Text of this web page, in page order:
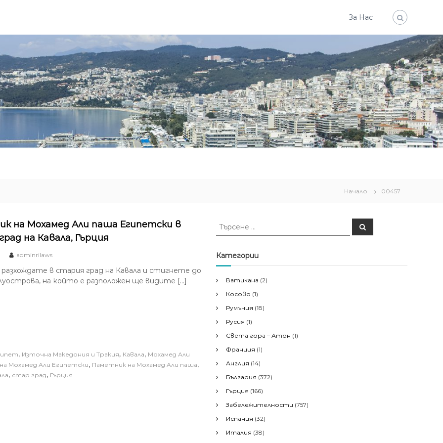
За Нас
Начало 00457
на Мохамед Али паша Египетски в
на Кавала, Гърция
adminrilaws
в стария град на Кавала и стигнете до
на който е разположен ще видите […]
, Източна Македония и Тракия, Кавала, Мохамед Али
Мохамед Али Египетски, Паметник на Мохамед Али паша,
, стар град, Гърция
Т
с
е
е
з
а
Т
ъ
е
Категории
Ватикана (2)
Косово (1)
Румъния (18)
Русия (1)
Света гора – Атон (1)
Франция (1)
Англия (14)
България (372)
Гърция (166)
Забележителности (757)
Испания (32)
Италия (38)